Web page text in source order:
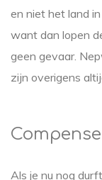
en niet het land
want dan lopen
geen gevaar.
zijn overigens
Als je nu nog